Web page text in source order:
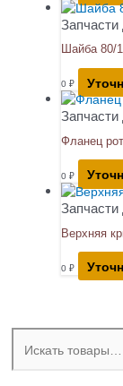
Поиск
Запчасти
Шайба 80/
0 ₽
Запчасти
Фланец
0 ₽
Запчасти
Верхняя
0 ₽